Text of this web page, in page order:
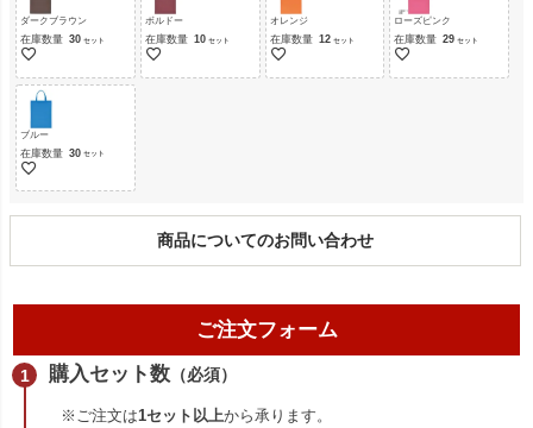
ダークブラウン
在庫数量 30
ボルドー
在庫数量 10
オレンジ
在庫数量 12
ローズピンク
在庫数量 29
ブルー
在庫数量 30
商品についてのお問い合わせ
ご注文フォーム
購入セット数 （必須）
※ご注文は1セット以上から承ります。